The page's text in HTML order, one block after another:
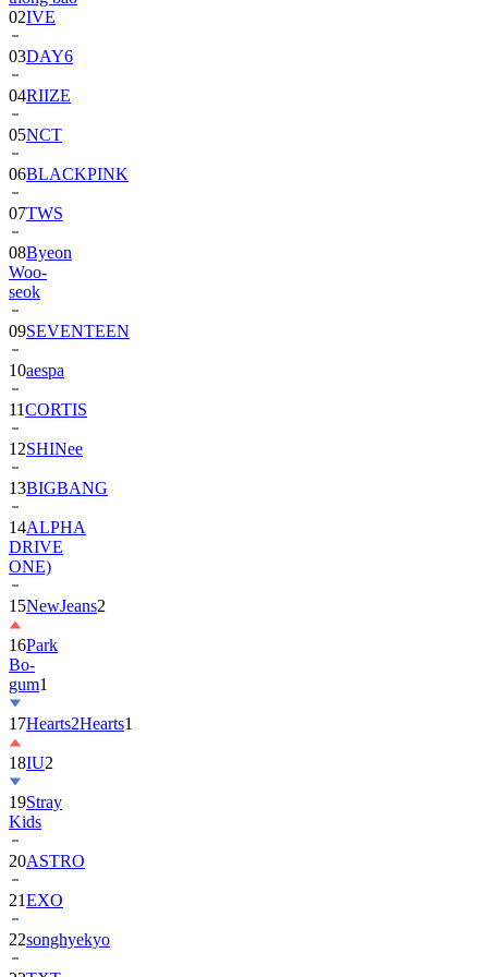
03DAY6
04RIIZE
05NCT
06BLACKPINK
07TWS
08Byeon
Woo-
seok
09SEVENTEEN
10aespa
11CORTIS
12SHINee
13BIGBANG
14ALPHA
DRIVE
ONE)
15NewJeans
16Park
Bo-
gum1
17Hearts2Hearts
18IU2
19Stray
Kids
20ASTRO
21EXO
22songhyekyo
23TXT